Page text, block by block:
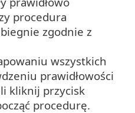
procedura
zgodnie z
wszystkich
prawidłowości
kliknij przycisk
procedurę.